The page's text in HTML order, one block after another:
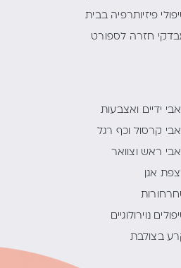
פיזיותרפיה בבית
חזרה לספורט
ידיים ואצבעות
קרסול וכף רגל
ראש וצוואר
אגן
נוירולוגיים
בצולבת